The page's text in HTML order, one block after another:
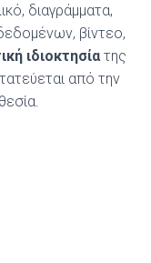
διαγράμματα,
βίντεο,
ιδιοκτησία της
από την